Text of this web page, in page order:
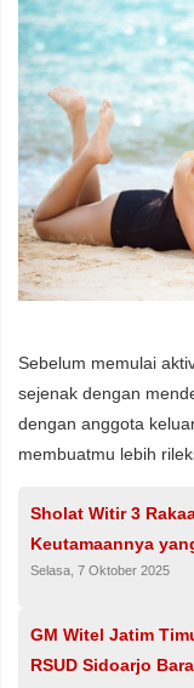
Sebelum memulai
sejenak dengan
dengan anggota
membuatmu lebih
Sholat Witir 3
Keutamaannya
Selasa, 7 Oktober 2025
GM Witel Jatim
RSUD Sidoarjo